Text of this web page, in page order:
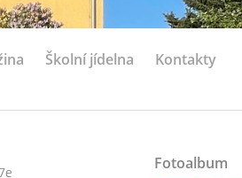
Školní jídelna Kontakty
Fotoalbum